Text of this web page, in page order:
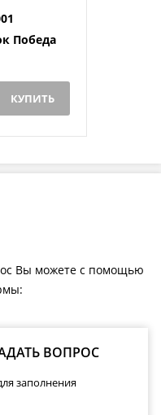
Победа
КУПИТЬ
Вы можете с помощью
ВОПРОС
заполнения